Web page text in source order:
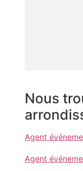
Nous
Agent
Agent